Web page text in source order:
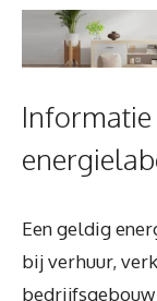
Informatie
Een geldig
bij verhuur,